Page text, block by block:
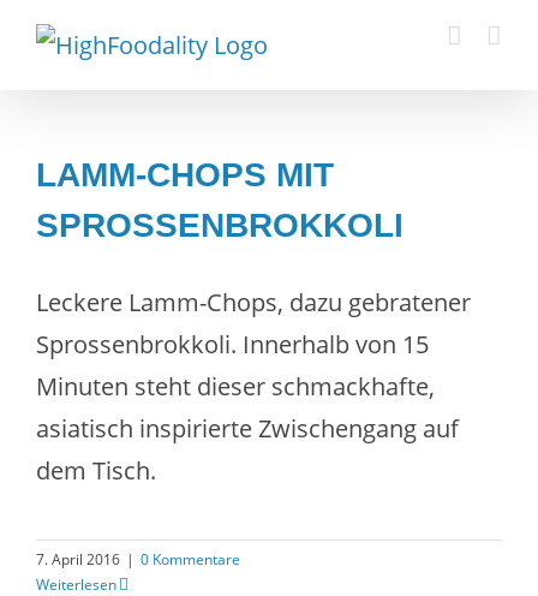
Zum
Inhalt
LAMM-CHOPS MIT
SPROSSENBROKKOLI
Leckere Lamm-Chops, dazu gebratener
Sprossenbrokkoli. Innerhalb von 15
Minuten steht dieser schmackhafte,
asiatisch inspirierte Zwischengang auf
dem Tisch.
7. April 2016 | 0 Kommentare
Weiterlesen